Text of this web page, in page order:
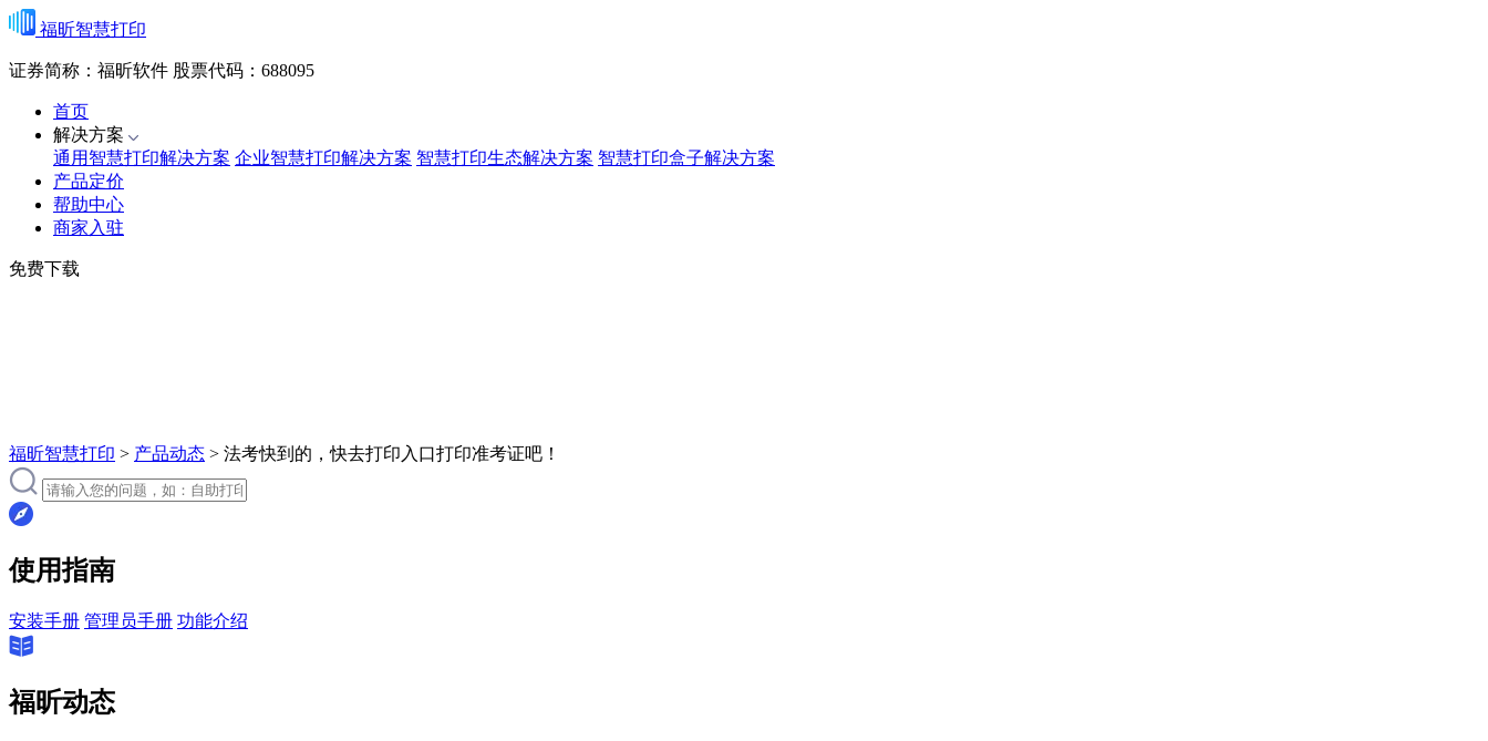
福昕智慧打印
证券简称：福昕软件 股票代码：688095
首页
解决方案
通用智慧打印解决方案 企业智慧打印解决方案 智慧打印生态解决方案 智慧打印盒子解决方案
产品定价
帮助中心
商家入驻
免费下载
福昕智慧打印 > 产品动态 > 法考快到的，快去打印入口打印准考证吧！
使用指南
安装手册 管理员手册 功能介绍
福昕动态